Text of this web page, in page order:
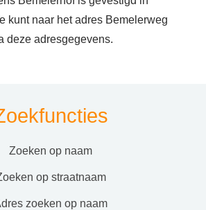
kunt naar het adres Bemelerweg
deze adresgegevens.
zoeken op naam
zoeken op straatnaam
adres zoeken op naam